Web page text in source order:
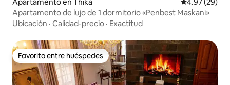
Apartamento de lujo de 1 dormitorio «Penbest Maskani»
Ubicación · Calidad-precio · Exactitud
Favorito entre huéspedes
Favorito entre huéspedes